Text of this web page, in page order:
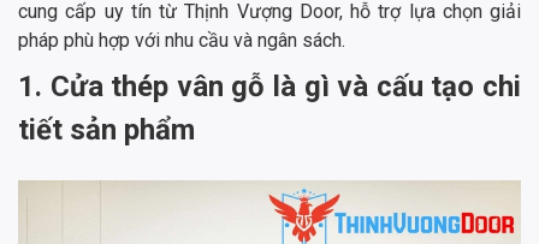
cung cấp uy tín từ Thịnh Vượng Door, hỗ trợ lựa chọn giải
pháp phù hợp với nhu cầu và ngân sách.
1. Cửa thép vân gỗ là gì và cấu tạo chi
tiết sản phẩm